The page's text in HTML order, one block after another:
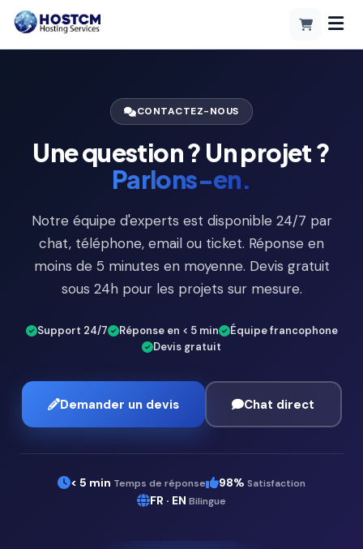
CONTACTEZ-NOUS
Une question ? Un projet ?
Parlons-en.
Notre équipe d'experts est disponible 24/7 par
chat, téléphone, email ou ticket. Réponse en
moins de 5 minutes en moyenne. Devis gratuit
sous 24h pour les projets sur mesure.
Support 24/7 Réponse en < 5 min
Équipe francophone
Devis gratuit
Demander un devis Chat direct
< 5 min Temps de réponse 98% Satisfaction
FR · EN Bilingue